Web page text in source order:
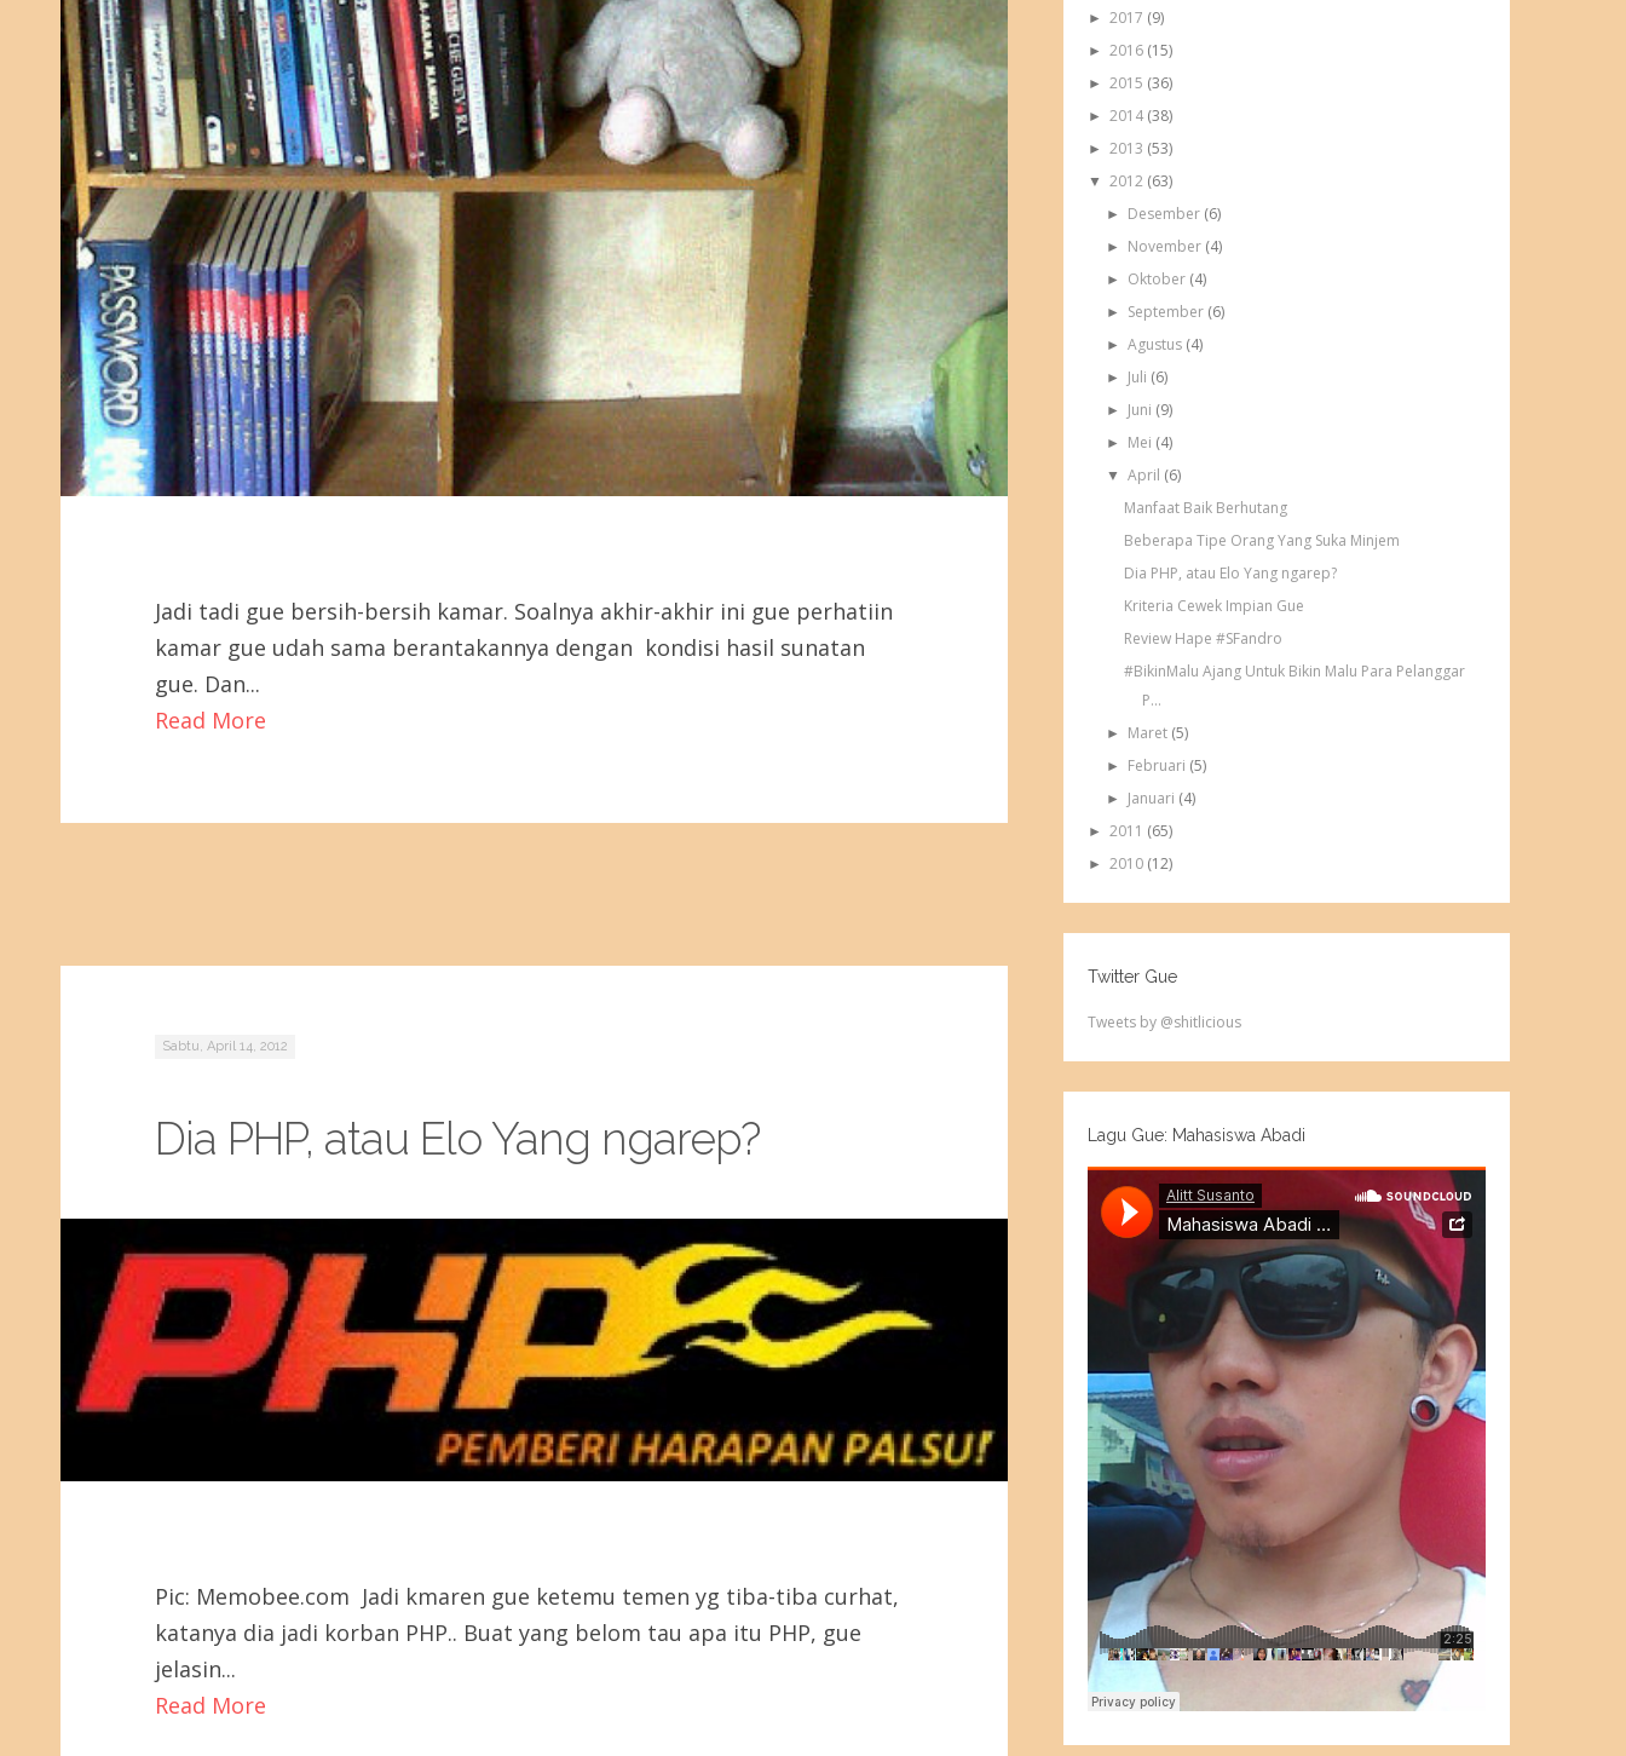
Jadi tadi gue bersih-bersih kamar. Soalnya akhir-akhir ini gue perhatiin
kamar gue udah sama berantakannya dengan kondisi hasil sunatan
gue. Dan...
Read More
Sabtu, April 14, 2012
Dia PHP, atau Elo Yang ngarep?
Pic: Memobee.com Jadi kmaren gue ketemu temen yg tiba-tiba curhat,
katanya dia jadi korban PHP.. Buat yang belom tau apa itu PHP, gue
jelasin...
Read More
►2017 (9)
►2016 (15)
►2015 (36)
►2014 (38)
►2013 (53)
▼2012 (63)
► Desember (6)
► November (4)
► Oktober (4)
► September (6)
► Agustus (4)
► Juli (6)
► Juni (9)
► Mei (4)
▼ April (6)
Manfaat Baik Berhutang
Beberapa Tipe Orang Yang Suka Minjem
Dia PHP, atau Elo Yang ngarep?
Kriteria Cewek Impian Gue
Review Hape #SFandro
#BikinMalu Ajang Untuk Bikin Malu Para Pelanggar
P...
► Maret (5)
► Februari (5)
► Januari (4)
►2011 (65)
►2010 (12)
Twitter Gue
Tweets by @shitlicious
Lagu Gue: Mahasiswa Abadi